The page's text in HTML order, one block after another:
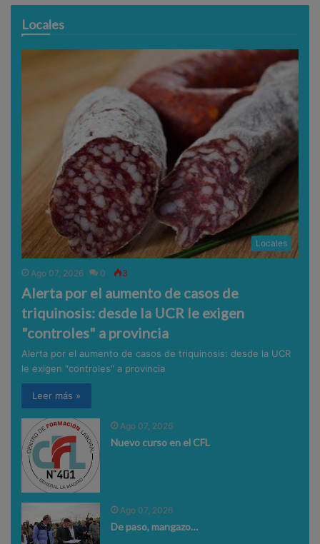
Locales
Locales
Ago 07, 2026 0 3
Alerta por el aumento de casos de
triquinosis: desde la UCR le exigen
"controles" a provincia
Alerta por el aumento de casos de triquinosis: desde la UCR
le exigen "controles" a provincia
Leer más »
Ago 07, 2026
Nuevo curso en el CFL
Ago 07, 2026
De paso, mangazo…